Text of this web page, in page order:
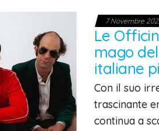
7 Novembre
Le
mago
italiane
Con il suo
trascinante
continua a